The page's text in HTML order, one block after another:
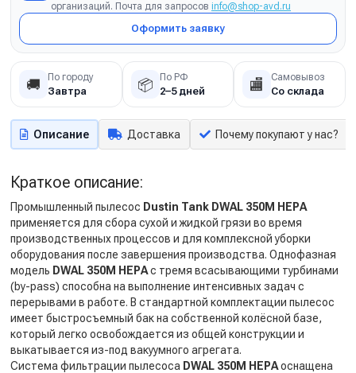
организаций. Почта для запросов info@shop-avd.ru
Оформить заявку
🚚 По городу
Завтра 📦 По РФ
2–5 дней 🏬 Самовывоз
Со склада
Описание Доставка Почему покупают у нас?
Краткое описание:
Промышленный пылесос Dustin Tank DWAL 350M HEPA
применяется для сбора сухой и жидкой грязи во время
производственных процессов и для комплексной уборки
оборудования после завершения производства. Однофазная
модель DWAL 350M HEPAс тремя всасывающими турбинами
(by-pass) способна на выполнение интенсивных задач с
перерывами в работе. В стандартной комплектации пылесос
имеет быстросъемный бак на собственной колёсной базе,
который легко освобождается из общей конструкции и
выкатывается из-под вакуумного агрегата.
Система фильтрации пылесоса DWAL 350M HEPAоснащена